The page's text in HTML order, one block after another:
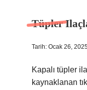
Tüpler
Tarih: Ocak 26,
Kapalı tüpler
kaynaklanan